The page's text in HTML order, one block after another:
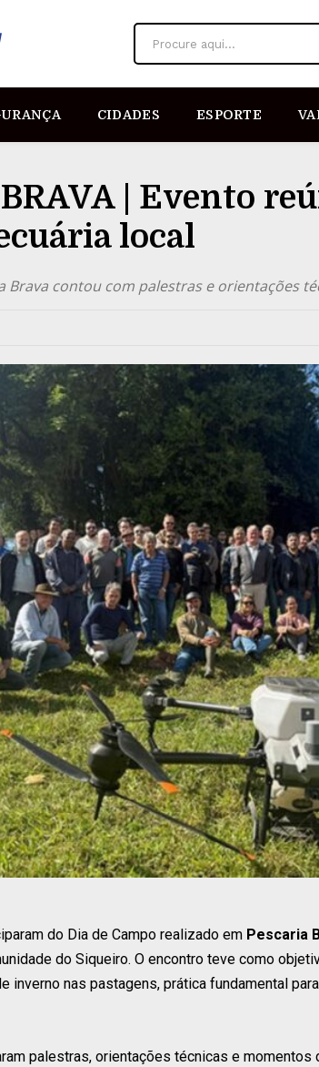
Procure aqui...
CIDADES ESPORTE
| Evento
local
Brava contou com palestras e orientações
do Dia de Campo realizado em Pescaria
do Siqueiro. O encontro teve como
inverno nas pastagens, prática fundamental
palestras, orientações técnicas e